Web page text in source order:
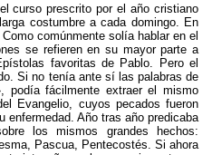
curso prescrito por el año cristiano
costumbre a cada domingo. En
comúnmente solía hablar en el
se refieren en su mayor parte a
favoritas de Pablo. Pero el
Si no tenía ante sí las palabras de
podía fácilmente extraer el mismo
Evangelio, cuyos pecados fueron
enfermedad. Año tras año predicaba
los mismos grandes hechos:
Pascua, Pentecostés. Si ahora